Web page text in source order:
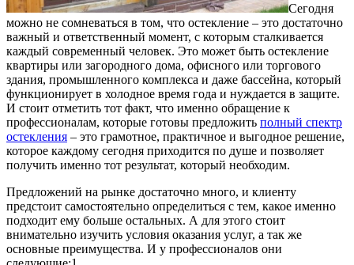
Сегодня
можно не сомневаться в том, что остекление – это достаточно
важный и ответственный момент, с которым сталкивается
каждый современный человек. Это может быть остекление
квартиры или загородного дома, офисного или торгового
здания, промышленного комплекса и даже бассейна, который
функционирует в холодное время года и нуждается в защите.
И стоит отметить тот факт, что именно обращение к
профессионалам, которые готовы предложить полный спектр
остекления – это грамотное, практичное и выгодное решение,
которое каждому сегодня приходится по душе и позволяет
получить именно тот результат, который необходим.
Предложений на рынке достаточно много, и клиенту
предстоит самостоятельно определиться с тем, какое именно
подходит ему больше остальных. А для этого стоит
внимательно изучить условия оказания услуг, а так же
основные преимущества. И у профессионалов они